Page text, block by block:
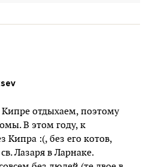
отдыхаем, поэтому
В этом году, к
Кипра :(, без его котов,
Лазаря в Ларнаке.